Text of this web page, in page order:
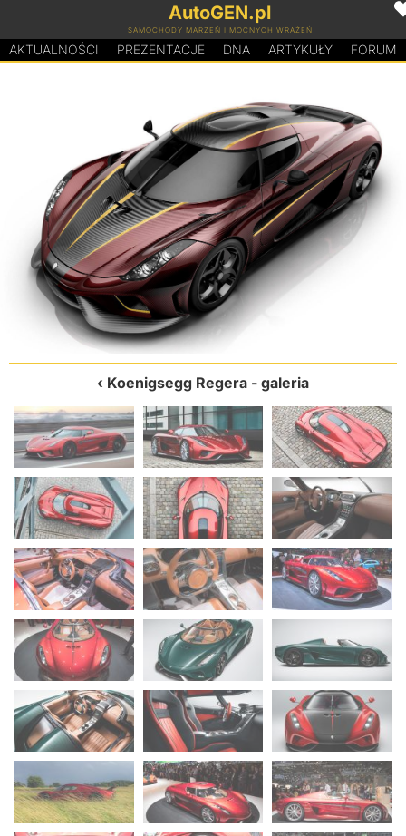
AutoGEN.pl
SAMOCHODY MARZEŃ I MOCNYCH WRAŻEŃ
AKTUALNOŚCI PREZENTACJE DNA ARTYKUŁY FORUM
Koenigsegg Regera - galeria